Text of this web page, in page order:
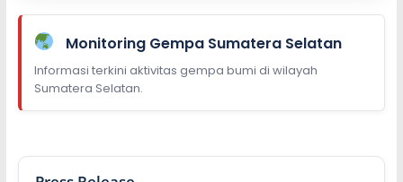
Monitoring Gempa Sumatera Selatan
Informasi terkini aktivitas gempa bumi di wilayah
Sumatera Selatan.